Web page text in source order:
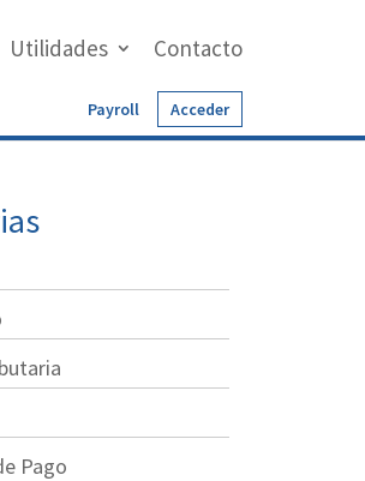
Utilidades Contacto
Payroll Acceder
Pago